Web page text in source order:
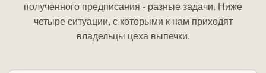
полученного предписания - разные задачи. Ниже
четыре ситуации, с которыми к нам приходят
владельцы цеха выпечки.